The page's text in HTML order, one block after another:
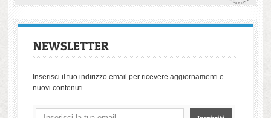
NEWSLETTER
Inserisci il tuo indirizzo email per ricevere aggiornamenti e
nuovi contenuti